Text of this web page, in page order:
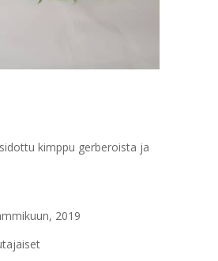
kimppu gerberoista ja
2019